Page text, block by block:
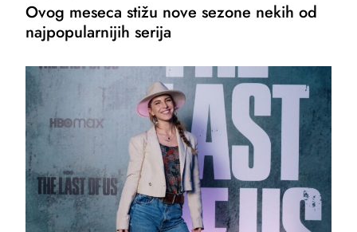
Ovog meseca stižu nove sezone nekih od
najpopularnijih serija